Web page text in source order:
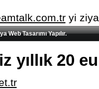
yi
Web Tasarımı Yapılır.
yıllık 20